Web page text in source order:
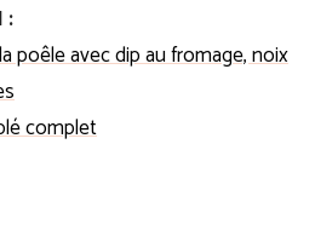
:
poêle avec dip au fromage, noix
complet